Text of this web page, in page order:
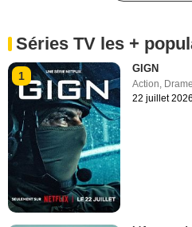
Séries TV les +
1
GIGN
Action Drame
22 juillet